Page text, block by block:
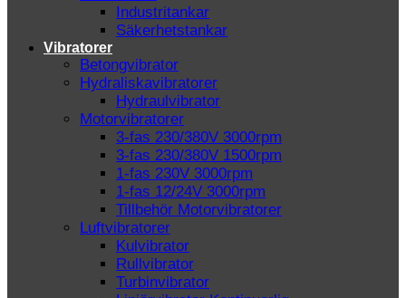
Industritankar
Säkerhetstankar
Vibratorer
Betongvibrator
Hydraliskavibratorer
Hydraulvibrator
Motorvibratorer
3-fas 230/380V 3000rpm
3-fas 230/380V 1500rpm
1-fas 230V 3000rpm
1-fas 12/24V 3000rpm
Tillbehör Motorvibratorer
Luftvibratorer
Kulvibrator
Rullvibrator
Turbinvibrator